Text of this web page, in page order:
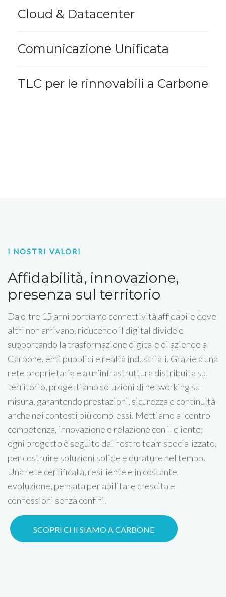
Cloud & Datacenter
Comunicazione Unificata
TLC per le rinnovabili a Carbone
I NOSTRI VALORI
Affidabilità, innovazione,
presenza sul territorio
Da oltre 15 anni portiamo connettività affidabile dove
altri non arrivano, riducendo il digital divide e
supportando la trasformazione digitale di aziende a
Carbone, enti pubblici e realtà industriali. Grazie a una
rete proprietaria e a un’infrastruttura distribuita sul
territorio, progettiamo soluzioni di networking su
misura, garantendo prestazioni, sicurezza e continuità
anche nei contesti più complessi. Mettiamo al centro
competenza, innovazione e relazione con il cliente:
ogni progetto è seguito dal nostro team specializzato,
per costruire soluzioni solide e durature nel tempo.
Una rete certificata, resiliente e in costante
evoluzione, pensata per abilitare crescita e
connessioni senza confini.
SCOPRI CHI SIAMO A CARBONE